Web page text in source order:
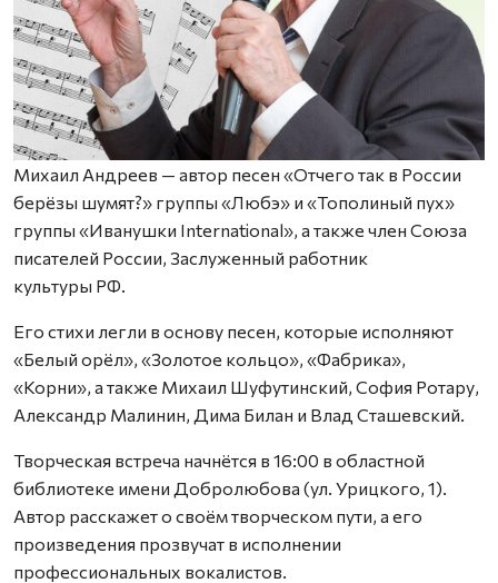
Михаил Андреев — автор песен «Отчего так в России
берёзы шумят?» группы «Любэ» и «Тополиный пух»
группы «Иванушки International», а также член Союза
писателей России, Заслуженный работник
культуры РФ.
Его стихи легли в основу песен, которые исполняют
«Белый орёл», «Золотое кольцо», «Фабрика»,
«Корни», а также Михаил Шуфутинский, София Ротару,
Александр Малинин, Дима Билан и Влад Сташевский.
Творческая встреча начнётся в 16:00 в областной
библиотеке имени Добролюбова (ул. Урицкого, 1).
Автор расскажет о своём творческом пути, а его
произведения прозвучат в исполнении
профессиональных вокалистов.